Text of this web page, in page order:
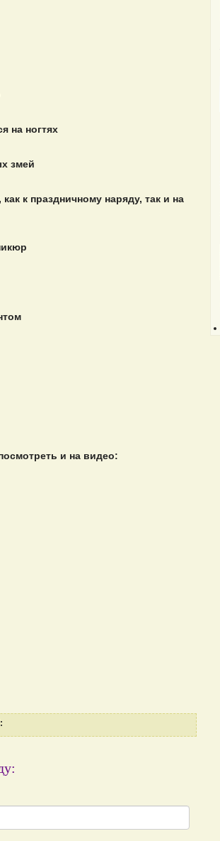
на ногтях
змей
к праздничному наряду, так и на
и на видео: